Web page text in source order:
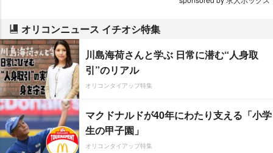
オリコンニュース イチオシ特集
川島海荷さんと学ぶ 日常に潜む“人身取
引”のリアル
オリコンタイアップ特集
マクドナルドが40年にわたり支える「小学
生の甲子園」
オリコンタイアップ特集